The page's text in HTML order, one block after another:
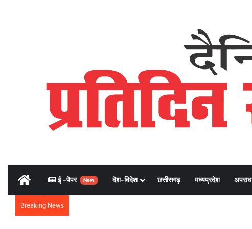
Home ई -पेपर New देश-विदेश छत्तीसगढ़ मध्यप्रदेश अपराध
Breaking News